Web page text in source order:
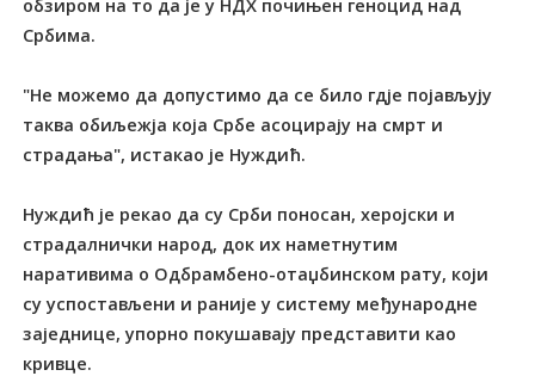
обзиром на то да је у НДХ почињен геноцид над
Србима.
"Не можемо да допустимо да се било гдје појављују
таква обиљежја која Србе асоцирају на смрт и
страдања", истакао је Нуждић.
Нуждић је рекао да су Срби поносан, херојски и
страдалнички народ, док их наметнутим
наративима о Одбрамбено-отаџбинском рату, који
су успостављени и раније у систему међународне
заједнице, упорно покушавају представити као
кривце.